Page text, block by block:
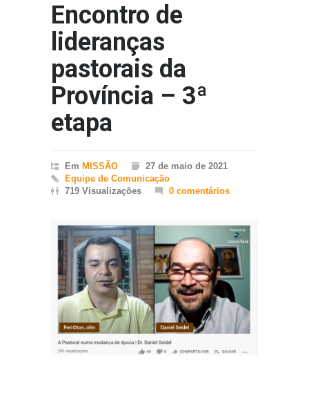
Encontro de
lideranças
pastorais da
Província – 3ª
etapa
Em MISSÃO
27 de maio de 2021
Equipe de Comunicação
719 Visualizações
0 comentários